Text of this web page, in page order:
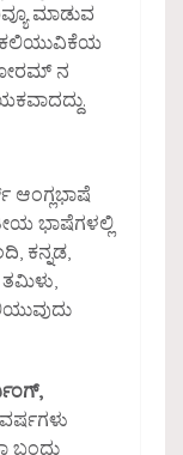
ಮಾಡುವ
ಕಲಿಯುವಿಕೆಯ
ನ
ಭಾಷೆಗಳಲ್ಲಿ
ಕನ್ನಡ,
ಬಂದು